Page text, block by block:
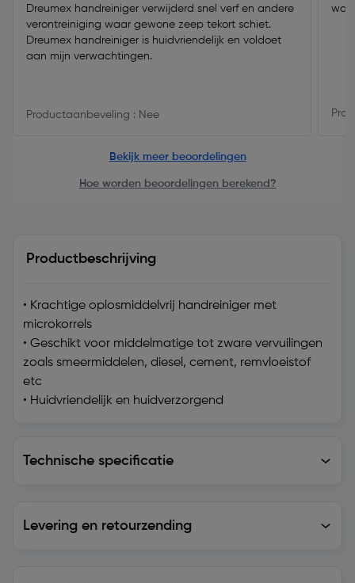
Dreumex handreiniger verwijderd snel verf en andere
verontreiniging waar gewone zeep tekort schiet.
Dreumex handreiniger is huidvriendelijk en voldoet
aan mijn verwachtingen.
Productaanbeveling : Nee
wat
Bekijk meer beoordelingen
Hoe worden beoordelingen berekend?
Productbeschrijving
• Krachtige oplosmiddelvrij handreiniger met
microkorrels
• Geschikt voor middelmatige tot zware vervuilingen
zoals smeermiddelen, diesel, cement, remvloeistof
etc
• Huidvriendelijk en huidverzorgend
Technische specificatie
Levering en retourzending